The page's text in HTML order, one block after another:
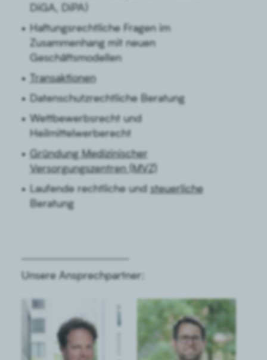
DiGA, DiPA)
Haftungsrechtliche Fragen im
Zusammenhang mit neuen
Geschäftsmodellen
Transaktionen
Datenschutzrechtliche Beratung
Wettbewerbsrecht und
Heilmittelwerberecht
Gründung Medizinischer
Versorgungszentren (MVZ)
Laufende rechtliche und steuerliche
Beratung
Unsere Ansprechpartner: